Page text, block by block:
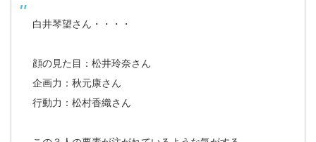
白井琴望さん・・・・
顔の見た目：松井玲奈さん
企画力：秋元康さん
行動力：松村香織さん